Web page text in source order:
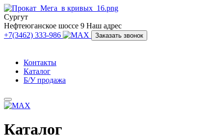
Сургут
Нефтеюганское шоссе 9 Наш адрес
+7(3462) 333-986
Заказать звонок
Контакты
Каталог
Б/У продажа
Каталог